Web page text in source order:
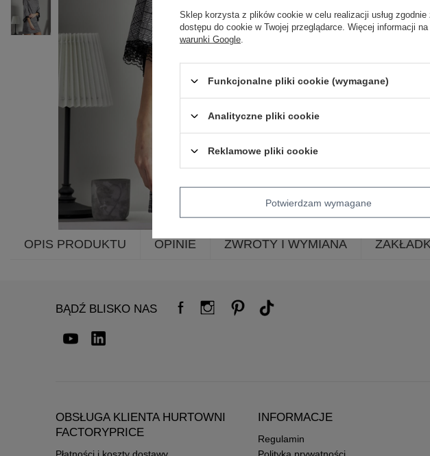
OPIS PRODUKTU OPINIE ZWROTY I WYMIANA
BĄDŹ BLISKO NAS
OBSŁUGA KLIENTA HURTOWNI
FACTORYPRICE
INFORMACJE
Regulamin
Sklep korzysta z plików cookie w celu realizacji usług zgodnie
dostępu do cookie w Twojej przeglądarce. Więcej informacji
warunki Google
Funkcjonalne pliki cookie (wymagane)
Analityczne pliki cookie
Reklamowe pliki cookie
Potwierdzam wymagane